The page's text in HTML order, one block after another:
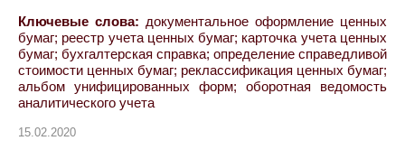
Ключевые слова: документальное оформление ценных
бумаг; реестр учета ценных бумаг; карточка учета ценных
бумаг; бухгалтерская справка; определение справедливой
стоимости ценных бумаг; реклассификация ценных бумаг;
альбом унифицированных форм; оборотная ведомость
аналитического учета
15.02.2020